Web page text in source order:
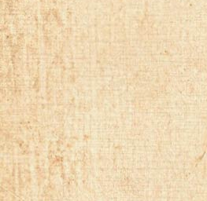
วิธีทำพู่จากไหมปัก
วิธีทำพู่แบบง่ายๆ
How to make Card Holder
Card & Coin Purse
Card Wallet
Circle Coin Purse Trick
coin purse
coin purse